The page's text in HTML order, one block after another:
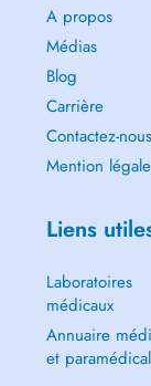
A propos
Médias
Blog
Carrière
Contactez-nous
Mention légale
Liens
Laboratoires
médicaux
Annuaire
et paramédical